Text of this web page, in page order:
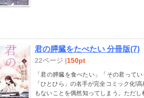
君の膵臓をたべたい 分冊版(7)
22ページ |150pt
「君の膵臓を食べたい」「その君って
「ひとひら」の名手が完全コミック化!
もないことを偶然知ってしまう。ただ